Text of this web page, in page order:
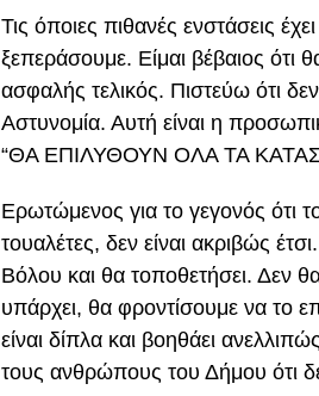
Τις όποιες πιθανές ενστάσεις
ξεπεράσουμε. Είμαι βέβαιος ότι
ασφαλής τελικός. Πιστεύω ότι
Αστυνομία. Αυτή είναι η
“ΘΑ ΕΠΙΛΥΘΟΥΝ ΟΛΑ ΤΑ
Ερωτώμενος για το γεγονός ότι
τουαλέτες, δεν είναι ακριβώς
Βόλου και θα τοποθετήσει. Δεν
υπάρχει, θα φροντίσουμε να το
είναι δίπλα και βοηθάει
τους ανθρώπους του Δήμου ότι